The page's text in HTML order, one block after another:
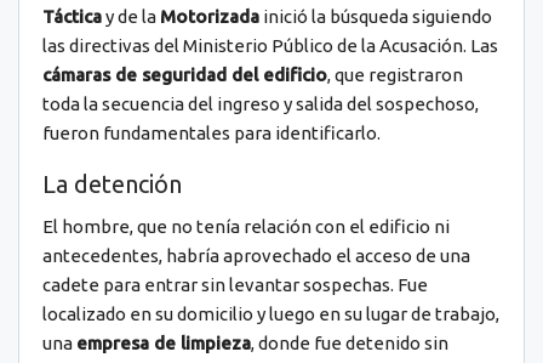
Tácticay de la Motorizada inició la búsqueda siguiendo
las directivas del Ministerio Público de la Acusación. Las
cámaras de seguridad del edificio, que registraron
toda la secuencia del ingreso y salida del sospechoso,
fueron fundamentales para identificarlo.
La detención
El hombre, que no tenía relación con el edificio ni
antecedentes, habría aprovechado el acceso de una
cadete para entrar sin levantar sospechas. Fue
localizado en su domicilio y luego en su lugar de trabajo,
una empresa de limpieza, donde fue detenido sin